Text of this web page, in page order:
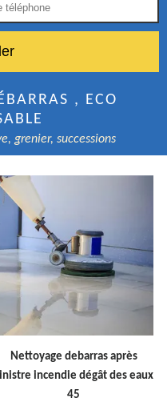
, ECO
grenier, successions
Nettoyage debarras après
incendie dégât des eaux
45